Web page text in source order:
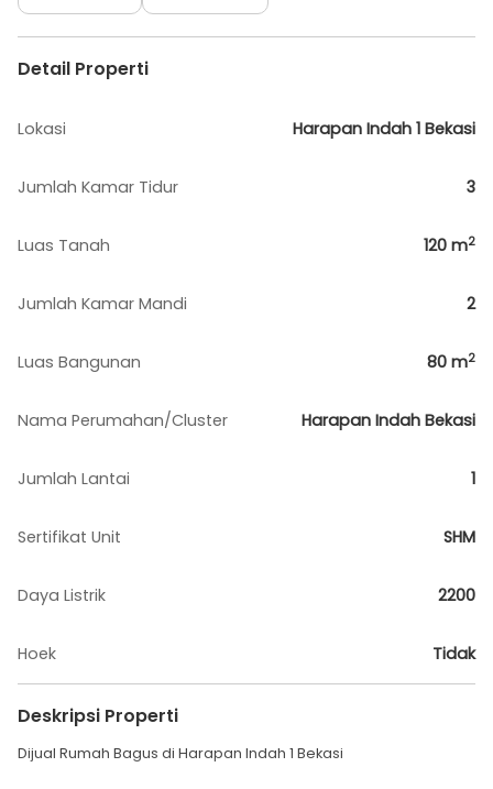
Detail Properti
Lokasi Harapan Indah 1 Bekasi
Jumlah Kamar Tidur 3
Luas Tanah 120 m2
Jumlah Kamar Mandi 2
Luas Bangunan 80 m2
Nama Perumahan/Cluster Harapan Indah Bekasi
Jumlah Lantai 1
Sertifikat Unit SHM
Daya Listrik 2200
Hoek Tidak
Deskripsi Properti
Dijual Rumah Bagus di Harapan Indah 1 Bekasi